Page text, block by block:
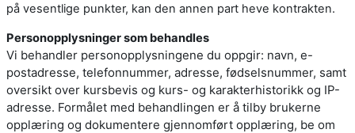
på vesentlige punkter, kan den annen part heve kontrakten.
Personopplysninger som behandles
Vi behandler personopplysningene du oppgir: navn, e-
postadresse, telefonnummer, adresse, fødselsnummer, samt
oversikt over kursbevis og kurs- og karakterhistorikk og IP-
adresse. Formålet med behandlingen er å tilby brukerne
opplæring og dokumentere gjennomført opplæring, be om